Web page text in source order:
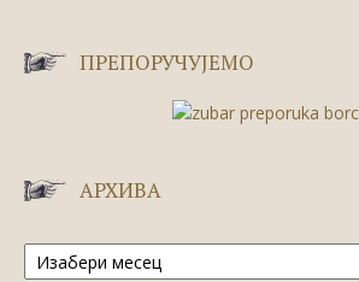
ПРЕПОРУЧУЈЕМО
АРХИВА
Архива